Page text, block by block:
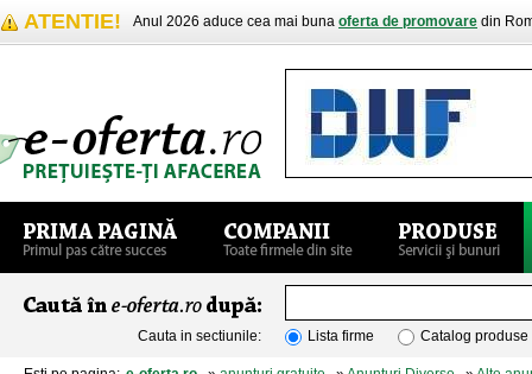
ATENTIE! Anul 2026 aduce cea mai buna oferta de promovare din
Cauta in sectiunile: Lista firme Catalog produse